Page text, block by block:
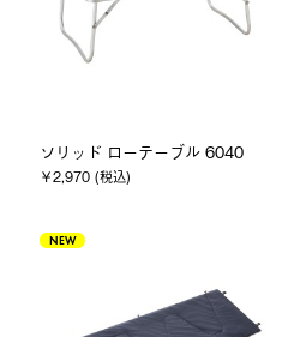
ソリッド ローテーブル 6040
￥2,970 (税込)
NEW